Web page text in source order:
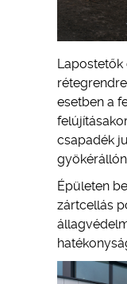
Lapostetők
esetben a
csapadék
Épületen
zártcellás